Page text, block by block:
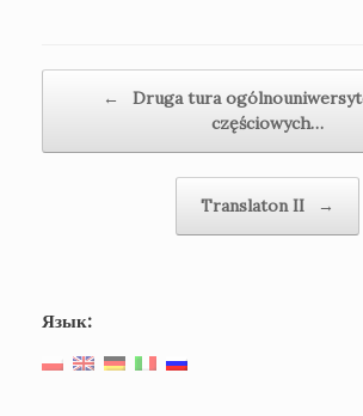
←
Druga tura
częściowych…
Translaton II →
Язык: